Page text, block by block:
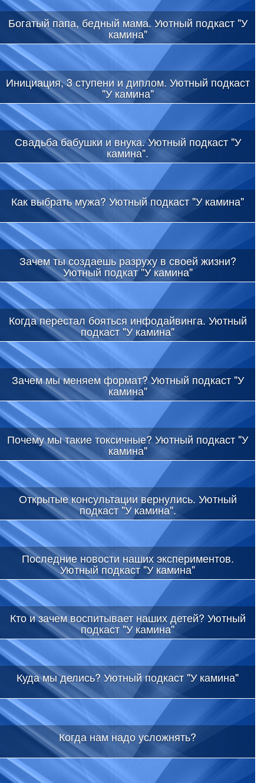
Богатый папа, бедный мама. Уютный подкаст "У
камина"
Инициация, 3 ступени и диплом. Уютный подкаст
"У камина"
Свадьба бабушки и внука. Уютный подкаст "У
камина".
Как выбрать мужа? Уютный подкаст "У камина"
Зачем ты создаешь разруху в своей жизни?
Уютный подкат "У камина"
Когда перестал бояться инфодайвинга. Уютный
подкаст "У камина"
Зачем мы меняем формат? Уютный подкаст "У
камина"
Почему мы такие токсичные? Уютный подкаст "У
камина"
Открытые консультации вернулись. Уютный
подкаст "У камина".
Последние новости наших экспериментов.
Уютный подкаст "У камина"
Кто и зачем воспитывает наших детей? Уютный
подкаст "У камина"
Куда мы делись? Уютный подкаст "У камина"
Когда нам надо усложнять?